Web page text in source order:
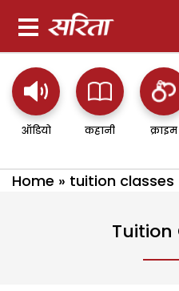
ऑडियो कहानी क्राइम
Home » tuition classes
Tuition